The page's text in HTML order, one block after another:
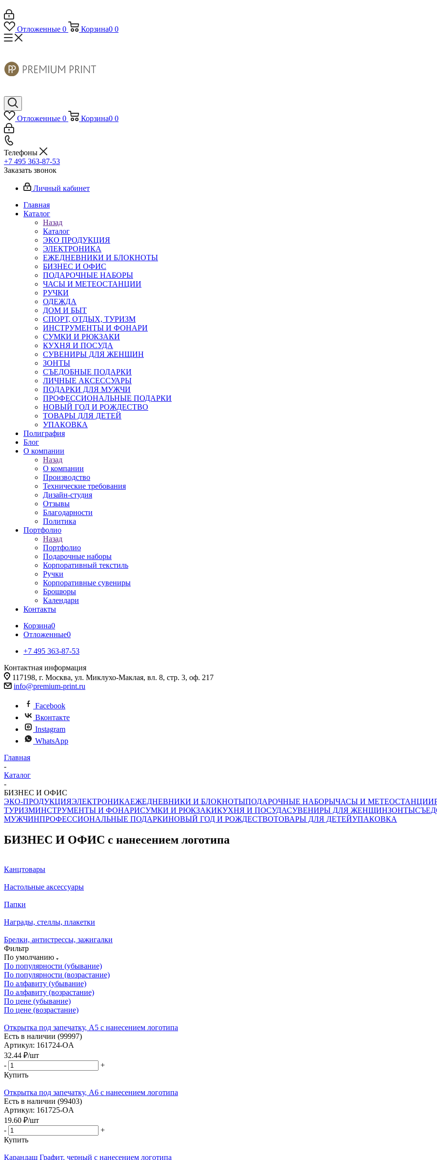
Отложенные 0 Корзина0 0
Отложенные 0 Корзина0 0
Телефоны
+7 495 363-87-53
Заказать звонок
Личный кабинет
Главная
Каталог
Назад
Каталог
ЭКО ПРОДУКЦИЯ
ЭЛЕКТРОНИКА
ЕЖЕДНЕВНИКИ И БЛОКНОТЫ
БИЗНЕС И ОФИС
ПОДАРОЧНЫЕ НАБОРЫ
ЧАСЫ И МЕТЕОСТАНЦИИ
РУЧКИ
ОДЕЖДА
ДОМ И БЫТ
СПОРТ, ОТДЫХ, ТУРИЗМ
ИНСТРУМЕНТЫ И ФОНАРИ
СУМКИ И РЮКЗАКИ
КУХНЯ И ПОСУДА
СУВЕНИРЫ ДЛЯ ЖЕНЩИН
ЗОНТЫ
СЪЕДОБНЫЕ ПОДАРКИ
ЛИЧНЫЕ АКСЕССУАРЫ
ПОДАРКИ ДЛЯ МУЖЧИ
ПРОФЕССИОНАЛЬНЫЕ ПОДАРКИ
НОВЫЙ ГОД И РОЖДЕСТВО
ТОВАРЫ ДЛЯ ДЕТЕЙ
УПАКОВКА
Полиграфия
Блог
О компании
Назад
О компании
Производство
Технические требования
Дизайн-студия
Отзывы
Благодарности
Политика
Портфолио
Назад
Портфолио
Подарочные наборы
Корпоративный текстиль
Ручки
Корпоративные сувениры
Брошюры
Календари
Контакты
Корзина0
Отложенные0
+7 495 363-87-53
Контактная информация
117198, г. Москва, ул. Миклухо-Маклая, вл. 8, стр. 3, оф. 217
info@premium-print.ru
Facebook
Вконтакте
Instagram
WhatsApp
Главная
-
Каталог
-
БИЗНЕС И ОФИС
ЭКО-ПРОДУКЦИЯЭЛЕКТРОНИКАЕЖЕДНЕВНИКИ И БЛОКНОТЫПОДАРОЧНЫЕ НАБОРЫЧАСЫ И МЕТЕОСТАНЦИИ
ТУРИЗМИНСТРУМЕНТЫ И ФОНАРИСУМКИ И РЮКЗАКИКУХНЯ И ПОСУДАСУВЕНИРЫ ДЛЯ ЖЕНЩИНЗОНТЫ
МУЖЧИНПРОФЕССИОНАЛЬНЫЕ ПОДАРКИНОВЫЙ ГОД И РОЖДЕСТВОТОВАРЫ ДЛЯ ДЕТЕЙУПАКОВКА
БИЗНЕС И ОФИС с нанесением логотипа
Канцтовары
Настольные аксессуары
Папки
Награды, стеллы, плакетки
Брелки, антистрессы, зажигалки
Фильтр
По умолчанию
По популярности (убывание)
По популярности (возрастание)
По алфавиту (убывание)
По алфавиту (возрастание)
По цене (убывание)
По цене (возрастание)
Открытка под запечатку, А5 с нанесением логотипа
Есть в наличии (99997)
Артикул: 161724-OA
32.44 ₽/шт
-
+
Купить
Открытка под запечатку, А6 с нанесением логотипа
Есть в наличии (99403)
Артикул: 161725-OA
19.60 ₽/шт
-
+
Купить
Карандаш Графит, черный с нанесением логотипа